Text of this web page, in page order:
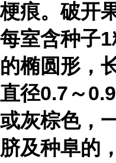
梗痕。破开
每室含种子
的椭圆形，
直径0.7～
或灰棕色，
脐及种阜的